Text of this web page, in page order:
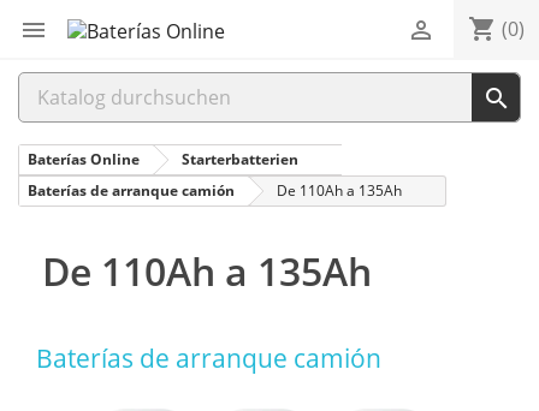
 shopping_cart (0)


Baterías Online
Starterbatterien
Baterías de arranque camión
De 110Ah a 135Ah
De 110Ah a 135Ah
Baterías de arranque camión